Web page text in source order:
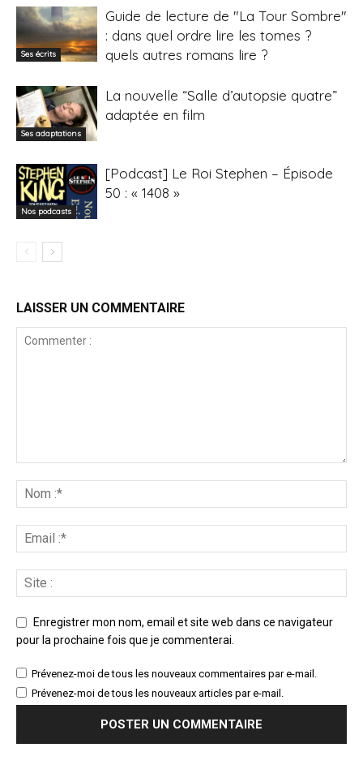
Ses écrits
Guide de lecture de "La Tour Sombre"
: dans quel ordre lire les tomes ?
quels autres romans lire ?
Ses adaptations
La nouvelle “Salle d’autopsie quatre”
adaptée en film
Nos podcasts
[Podcast] Le Roi Stephen – Épisode
50 : « 1408 »
LAISSER UN COMMENTAIRE
Enregistrer mon nom, email et site web dans ce navigateur
pour la prochaine fois que je commenterai.
Prévenez-moi de tous les nouveaux commentaires par e-mail.
Prévenez-moi de tous les nouveaux articles par e-mail.